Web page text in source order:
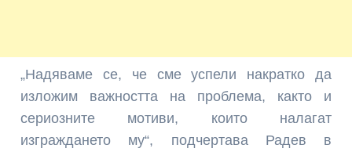
„Надяваме се, че сме успели накратко да
изложим важността на проблема, както и
сериозните мотиви, които налагат
изграждането му“, подчертава Радев в